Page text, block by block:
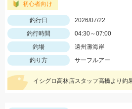
初心者向け
釣行日
2026/07/22
釣行時間
04:30～07:00
釣場
遠州灘海岸
釣り方
サーフルアー